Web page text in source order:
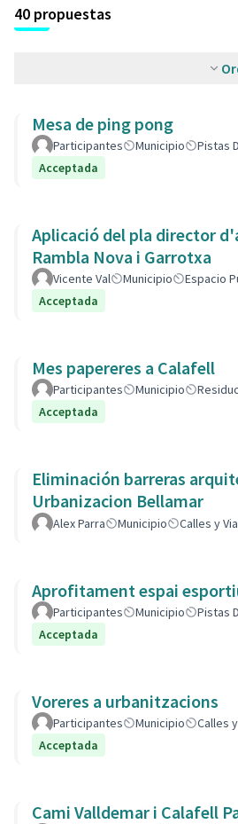
40 propuestas
Mesa de ping pong
Participantes Municipio Pistas
Acceptada
Aplicació del pla director
Rambla Nova i Garrotxa
Vicente Val Municipio Espacio
Acceptada
Mes papereres a Calafell
Participantes Municipio
Acceptada
Eliminación barreras
Urbanizacion Bellamar
Alex Parra Municipio Calles y
Aprofitament espai
Participantes Municipio Pistas
Acceptada
Voreres a urbanitzacions
Participantes Municipio Calles
Acceptada
Cami Valldemar i Calafell